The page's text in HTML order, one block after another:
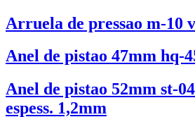
Arruela de pressao m-10
Anel de pistao 47mm hq-
Anel de pistao 52mm st-
espess. 1,2mm